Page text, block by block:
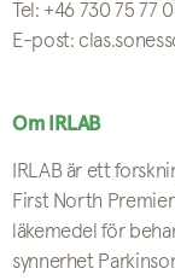
Tel: +46 730 75 77
E-post:
Om IRLAB
IRLAB är ett
First North
läkemedel för
synnerhet